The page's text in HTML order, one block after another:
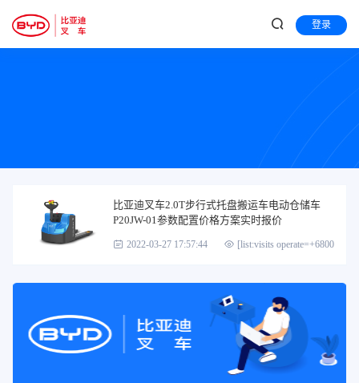
登录
比亚迪叉车2.0T步行式托盘搬运车电动仓储车
P20JW-01参数配置价格方案实时报价
2022-03-27 17:57:44 [list:visits operate=+6800]